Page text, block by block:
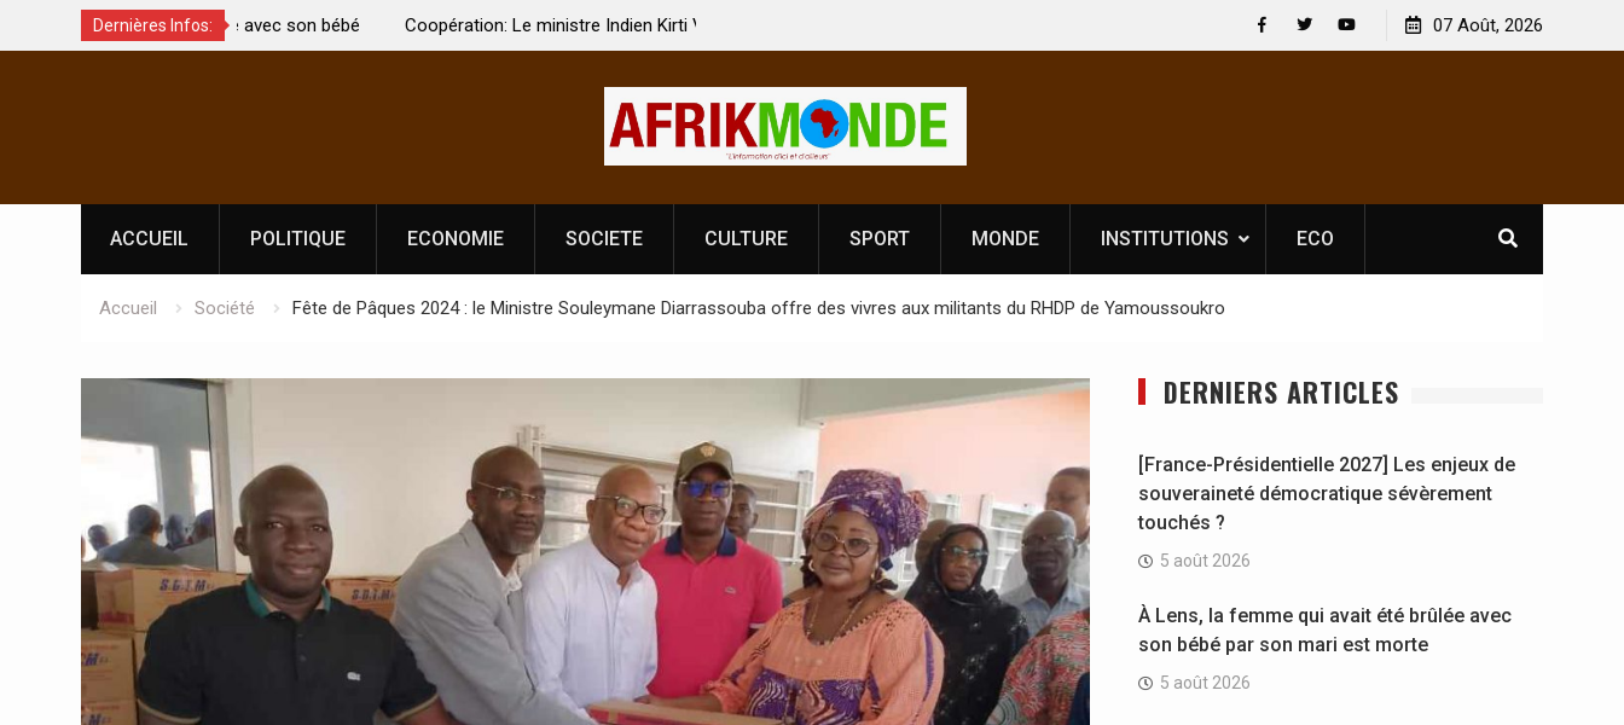
Dernières Infos:
brûlée avec son bébé
Coopération: Le ministre Indien Kirti Vardhan Singh à
Abidjan pour la célébration de la Fête de
Côte d’Ivoire, l’opérateur culturel Soldat Jahboy se
prononce
[France-Présidentielle 2027] Les enjeux de
souveraineté démocratique sévèrement touchés ?
07 Août, 2026
ACCUEIL POLITIQUE ECONOMIE SOCIETE CULTURE SPORT MONDE INSTITUTIONS ECO
Accueil Société Fête de Pâques 2024 : le Ministre Souleymane Diarrassouba offre des vivres aux militants du RHDP de Yamoussoukro
DERNIERS ARTICLES
[France-Présidentielle 2027] Les enjeux de
souveraineté démocratique sévèrement
touchés ?
5 août 2026
À Lens, la femme qui avait été brûlée avec
son bébé par son mari est morte
5 août 2026